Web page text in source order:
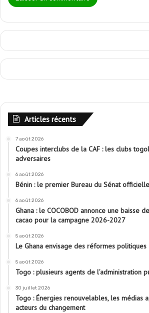
Articles récents
7 août 2026
Coupes interclubs de la CAF : les clubs
adversaires
6 août 2026
Bénin : le premier Bureau du Sénat
6 août 2026
Ghana : le COCOBOD annonce une baisse
cacao pour la campagne 2026-2027
5 août 2026
Le Ghana envisage des réformes politiques
5 août 2026
Togo : plusieurs agents de l’administration
30 juillet 2026
Togo : Énergies renouvelables, les médias
acteurs du changement